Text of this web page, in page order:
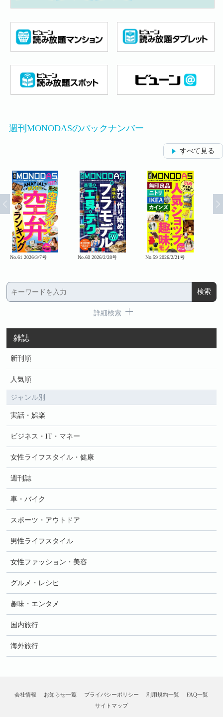
週刊MONODASのバックナンバー
すべて見る
No.61 2026/3/7号 No.60 2026/2/28号 No.59 2026/2/21号
詳細検索
雑誌
新刊順
人気順
ジャンル別
実話・娯楽
ビジネス・IT・マネー
女性ライフスタイル・健康
週刊誌
車・バイク
スポーツ・アウトドア
男性ライフスタイル
女性ファッション・美容
グルメ・レシピ
趣味・エンタメ
国内旅行
海外旅行
会社情報 お知らせ一覧 プライバシーポリシー 利用規約一覧
FAQ一覧
サイトマップ